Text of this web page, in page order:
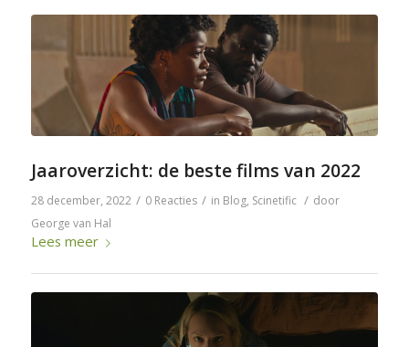
Jaaroverzicht: de beste films van 2022
28 december, 2022 / 0 Reacties / in Blog, Scinetific / door
George van Hal
Lees meer